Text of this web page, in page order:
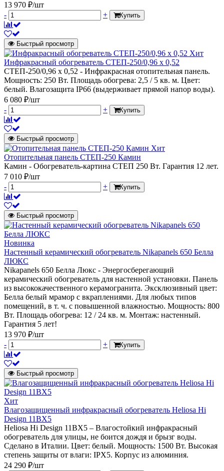
13 970 ₽/шт
-
+ Купить
Быстрый просмотр
Хит
Инфракрасный обогреватель СТЕП-250/0,96 x 0,52
СТЕП-250/0,96 x 0,52 - Инфракрасная отопительная панель.
Мощность: 250 Вт. Площадь обогрева: 2,5 / 5 кв. м. Цвет:
белый. Влагозащита IP66 (выдерживает прямой напор воды).
6 080 ₽/шт
-
+ Купить
Быстрый просмотр
Хит
Отопительная панель СТЕП-250 Камин
Камин - Обогреватель-картина СТЕП 250 Вт. Гарантия 12 лет.
7 010 ₽/шт
-
+ Купить
Быстрый просмотр
Новинка
Настенный керамический обогреватель Nikapanels 650 Белла
ЛЮКС
Nikapanels 650 Белла Люкс - Энергосберегающий
керамический обогреватель для настенной установки. Панель
из высококачественного керамогранита. Эксклюзивный цвет:
Белла белый мрамор с вкраплениями. Для любых типов
помещений, в т. ч. с повышенной влажностью. Мощность: 800
Вт. Площадь обогрева: 12 / 24 кв. м. Монтаж: настенный.
Гарантия 5 лет!
13 970 ₽/шт
-
+ Купить
Быстрый просмотр
Хит
Влагозащищенный инфракрасный обогреватель Heliosa Hi
Design 11BX5
Heliosa Hi Design 11BX5 – Влагостойкий инфракрасный
обогреватель для улицы, не боится дождя и брызг воды.
Сделано в Италии. Цвет: белый. Мощность: 1500 Вт. Высокая
степень защиты от влаги: IPX5. Корпус из алюминия.
24 290 ₽/шт